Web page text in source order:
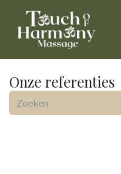
Onze referenties